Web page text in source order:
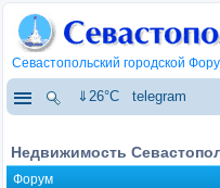
Севастопольский городской
⇓26°C telegram
Недвижимость
Форум